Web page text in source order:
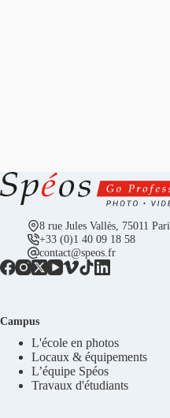
8 rue Jules Vallès, 75011
+33 (0)1 40 09 18 58
contact@speos.fr
Campus
L'école en photos
Locaux & équipements
L’équipe Spéos
Travaux d'étudiants